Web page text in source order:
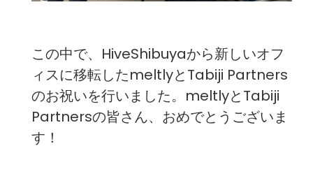
この中で、HiveShibuyaから新しいオフ
ィスに移転したmeltlyとTabiji Partners
のお祝いを行いました。meltlyとTabiji
Partnersの皆さん、おめでとうございま
す！